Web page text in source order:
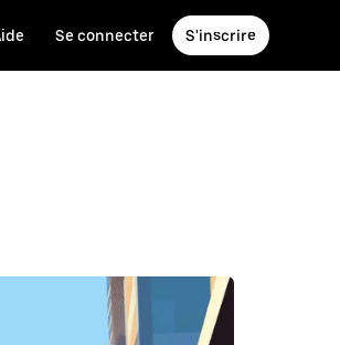
Se connecter S'inscrire